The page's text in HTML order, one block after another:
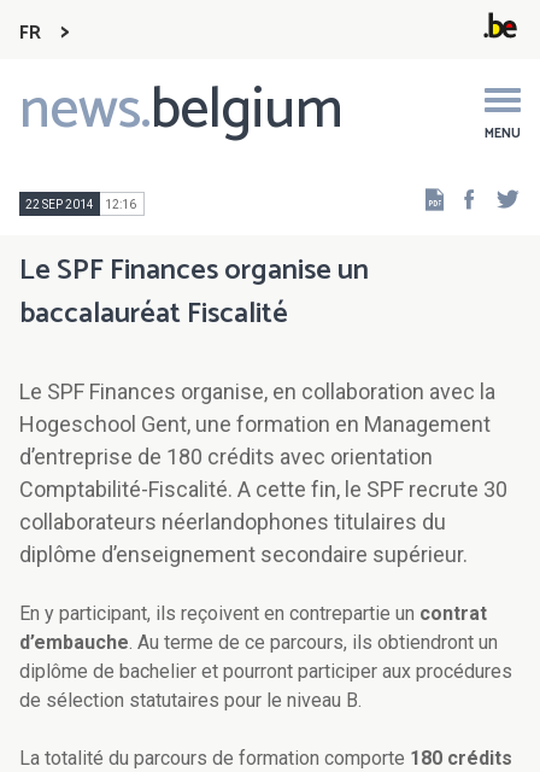
FR
news.belgium MENU
Main
navigation
22 SEP 2014 12:16
Le SPF Finances organise un
baccalauréat Fiscalité
Le SPF Finances organise, en collaboration avec la
Hogeschool Gent, une formation en Management
d’entreprise de 180 crédits avec orientation
Comptabilité-Fiscalité. A cette fin, le SPF recrute 30
collaborateurs néerlandophones titulaires du
diplôme d’enseignement secondaire supérieur.
En y participant, ils reçoivent en contrepartie un contrat
d’embauche. Au terme de ce parcours, ils obtiendront un
diplôme de bachelier et pourront participer aux procédures
de sélection statutaires pour le niveau B.
La totalité du parcours de formation comporte 180 crédits